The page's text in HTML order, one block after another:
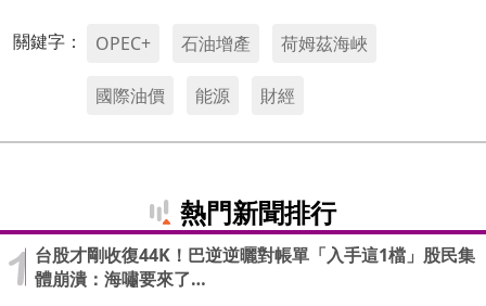
關鍵字： OPEC+ 石油增產 荷姆茲海峽
國際油價 能源 財經
熱門新聞排行
台股才剛收復44K！巴逆逆曬對帳單「入手這1檔」股民集
體崩潰：海嘯要來了…